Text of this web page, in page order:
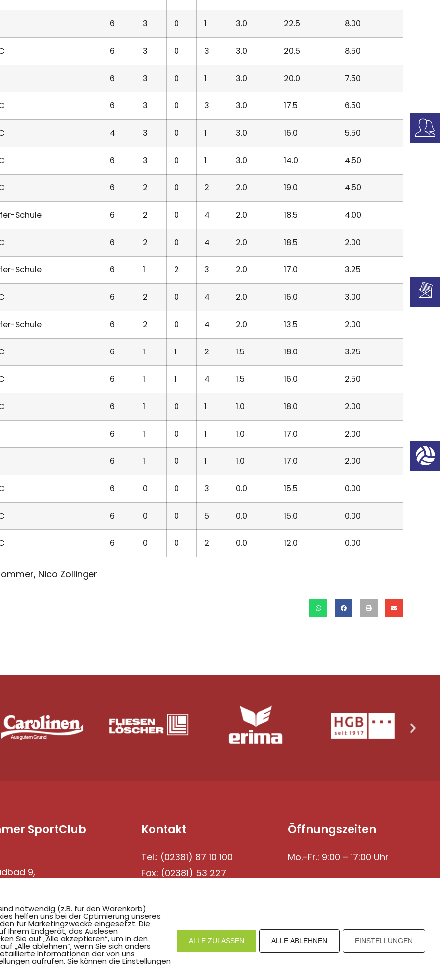
6 3 0 1 3.0 22.5 8.00
6 3 0 3 3.0 20.5 8.50
6 3 0 1 3.0 20.0 7.50
6 3 0 3 3.0 17.5 6.50
4 3 0 1 3.0 16.0 5.50
6 3 0 1 3.0 14.0 4.50
6 2 0 2 2.0 19.0 4.50
Schule 6 2 0 4 2.0 18.5 4.00
6 2 0 4 2.0 18.5 2.00
Schule 6 1 2 3 2.0 17.0 3.25
6 2 0 4 2.0 16.0 3.00
Schule 6 2 0 4 2.0 13.5 2.00
6 1 1 2 1.5 18.0 3.25
6 1 1 4 1.5 16.0 2.50
6 1 0 1 1.0 18.0 2.00
6 1 0 1 1.0 17.0 2.00
6 1 0 1 1.0 17.0 2.00
6 0 0 3 0.0 15.5 0.00
6 0 0 5 0.0 15.0 0.00
6 0 0 2 0.0 12.0 0.00
Nico Zollinger
SportClub
9,
Kontakt
Tel.: (02381) 87 10 100
Fax: (02381) 53 227
Öffnungszeiten
Mo.-Fr.: 9:00 – 17:00 Uhr
notwendig (z.B. für den Warenkorb)
helfen uns bei der Optimierung unseres
für Marketingzwecke eingesetzt. Die
Ihrem Endgerät, das Auslesen
Sie auf „Alle akzeptieren“, um in den
„Alle ablehnen“, wenn Sie sich anders
Informationen der von uns
aufrufen. Sie können die Einstellungen
ALLE ZULASSEN ALLE ABLEHNEN EINSTELLUNGEN